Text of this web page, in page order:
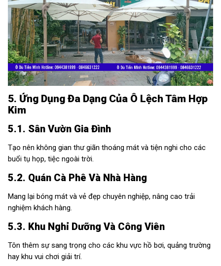
5. Ứng Dụng Đa Dạng Của Ô Lệch Tâm Hợp
Kim
5.1. Sân Vườn Gia Đình
Tạo nên không gian thư giãn thoáng mát và tiện nghi cho các
buổi tụ họp, tiệc ngoài trời.
5.2. Quán Cà Phê Và Nhà Hàng
Mang lại bóng mát và vẻ đẹp chuyên nghiệp, nâng cao trải
nghiệm khách hàng.
5.3. Khu Nghỉ Dưỡng Và Công Viên
Tôn thêm sự sang trọng cho các khu vực hồ bơi, quảng trường
hay khu vui chơi giải trí.